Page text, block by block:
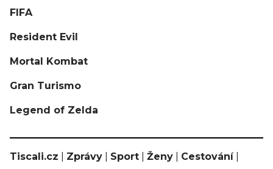
FIFA
Resident Evil
Mortal Kombat
Gran Turismo
Legend of Zelda
Tiscali.cz Zprávy Sport Ženy Cestování|